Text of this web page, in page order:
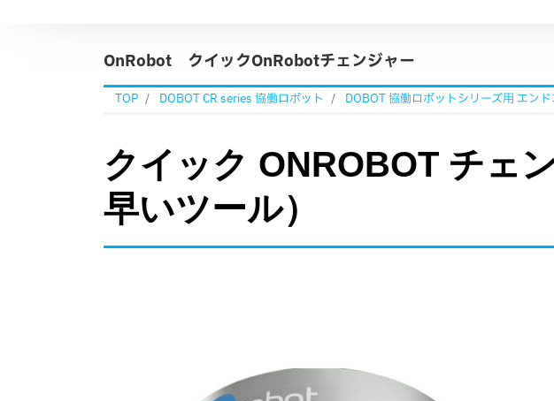
OnRobot クイックOnRobotチェンジャー
TOP DOBOT CR series 協働ロボット DOBOT 協働ロボットシリーズ用 エン
クイック ONROBOT チェ
早いツール）